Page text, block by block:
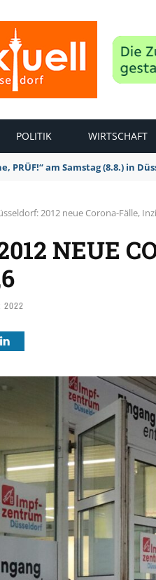
POLITIK WIRTSCHAFT
PRÜF!“ am Samstag (8.8.) in
2012 neue Corona-Fälle,
NEUE
2022